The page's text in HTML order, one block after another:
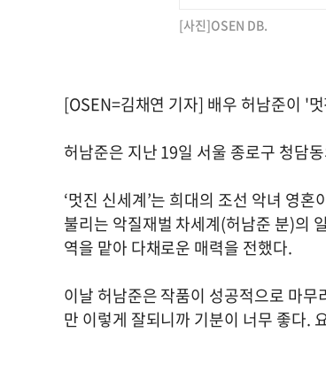
[사진]OSEN DB.
[OSEN=김채연 기자] 배우 허남준이 '
허남준은 지난 19일 서울 종로구 청담
‘멋진 신세계’는 희대의 조선 악녀 영
불리는 악질재벌 차세계(허남준 분)의
역을 맡아 다채로운 매력을 전했다.
이날 허남준은 작품이 성공적으로 마
만 이렇게 잘되니까 기분이 너무 좋다.